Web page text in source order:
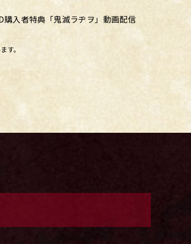
入者特典「鬼滅ラヂヲ」動画配信
す。